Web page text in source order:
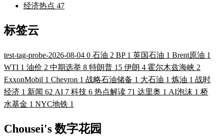
经济热点 47
标签云
test-tag-probe-2026-08-04 0 石油 2 BP 1 英国石油 1 Brent原油 1
WTI 1 油价 2 中期选举 8 特朗普 15 伊朗 4 霍尔木兹海峡 2
ExxonMobil 1 Chevron 1 战略石油储备 1 大石油 1 炼油 1 战时
经济 1 新闻 62 AI 7 科技 6 热点解读 71 达里奥 1 AI泡沫 1 桥
水基金 1 NYC地铁 1
Chousei's 数字花园